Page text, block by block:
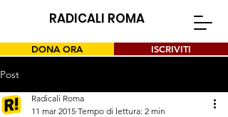
RADICALI ROMA
DONA ORA ISCRIVITI
Post
Radicali Roma
11 mar 2015 Tempo di lettura: 2 min